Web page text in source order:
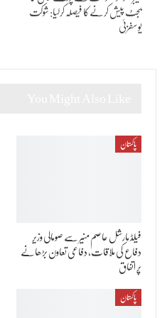
بجٹ پیش کرنےکا فیصلہ کرلیا: شوکت
یوسفزئی
پاکستان
فیلڈ مارشل عاصم منیر سے صومالی وزیر
دفاع کی ملاقات، دفاعی تعاون بڑھانے
پر اتفاق
پاکستان